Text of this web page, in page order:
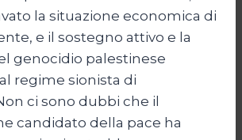
la situazione economica di
e il sostegno attivo e la
genocidio palestinese
regime sionista di
ci sono dubbi che il
candidato della pace ha